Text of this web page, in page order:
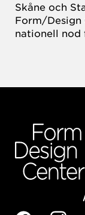
Skåne och
Form/Design
nationell nod